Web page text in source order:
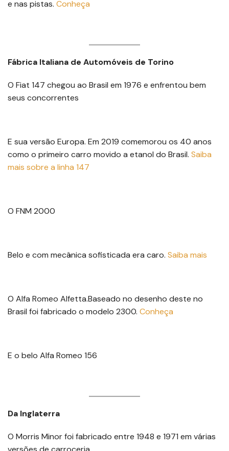
e nas pistas. Conheça
Fábrica Italiana de Automóveis de Torino
O Fiat 147 chegou ao Brasil em 1976 e enfrentou bem
seus concorrentes
E sua versão Europa. Em 2019 comemorou os 40 anos
como o primeiro carro movido a etanol do Brasil. Saiba
mais sobre a linha 147
O FNM 2000
Belo e com mecânica sofisticada era caro. Saiba mais
O Alfa Romeo Alfetta.Baseado no desenho deste no
Brasil foi fabricado o modelo 2300. Conheça
E o belo Alfa Romeo 156
Da Inglaterra
O Morris Minor foi fabricado entre 1948 e 1971 em várias